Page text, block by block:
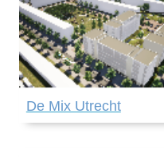
De Mix Utrecht